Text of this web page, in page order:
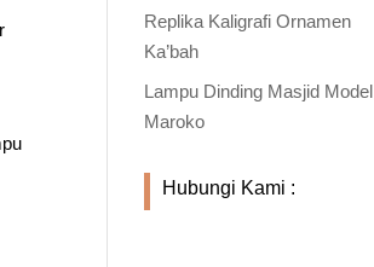
Replika Kaligrafi Ornamen
Ka’bah
Lampu Dinding Masjid Model
Maroko
Hubungi Kami :